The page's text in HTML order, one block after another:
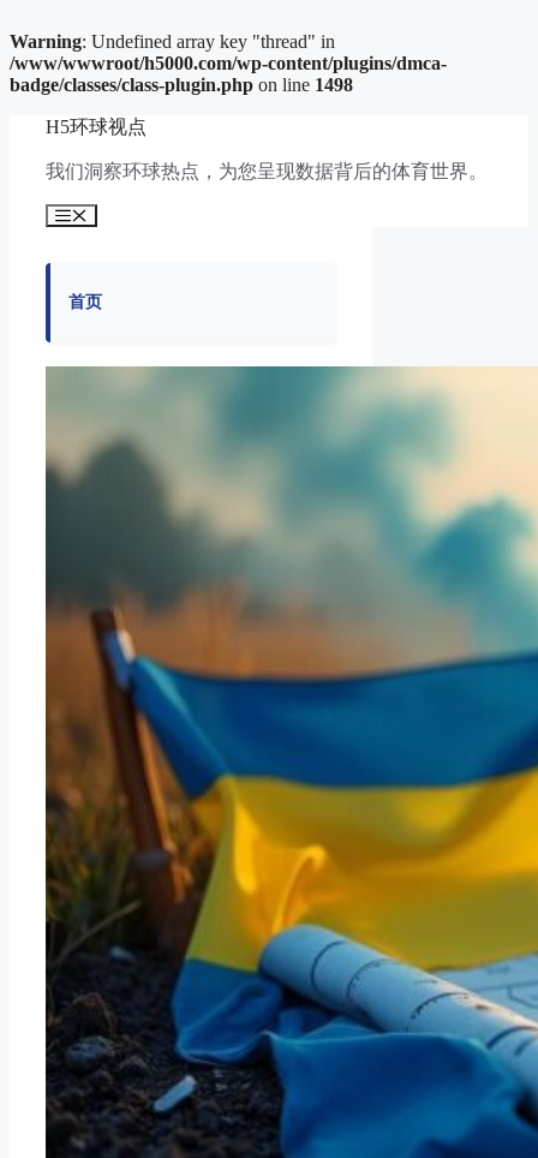
Warning: Undefined array key "thread" in
/www/wwwroot/h5000.com/wp-content/plugins/dmca-
badge/classes/class-plugin.php on line 1498
H5环球视点
我们洞察环球热点，为您呈现数据背后的体育世界。
菜
首页